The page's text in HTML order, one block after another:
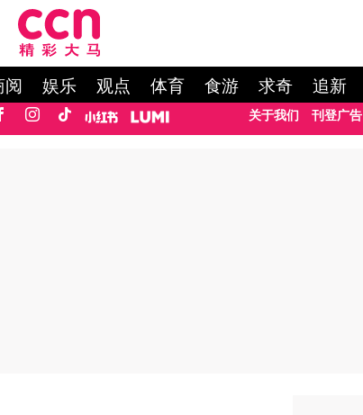
阅 娱乐 观点 体育 食游 求奇 追新
关于我们 刊登广告